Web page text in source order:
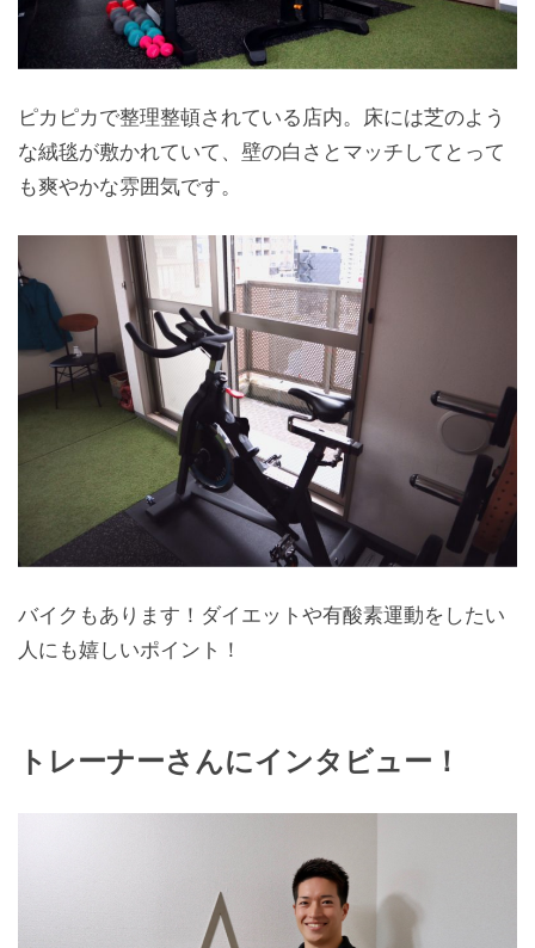
ピカピカで整理整頓されている店内。床には芝のよう
な絨毯が敷かれていて、壁の白さとマッチしてとって
も爽やかな雰囲気です。
バイクもあります！ダイエットや有酸素運動をしたい
人にも嬉しいポイント！
トレーナーさんにインタビュー！